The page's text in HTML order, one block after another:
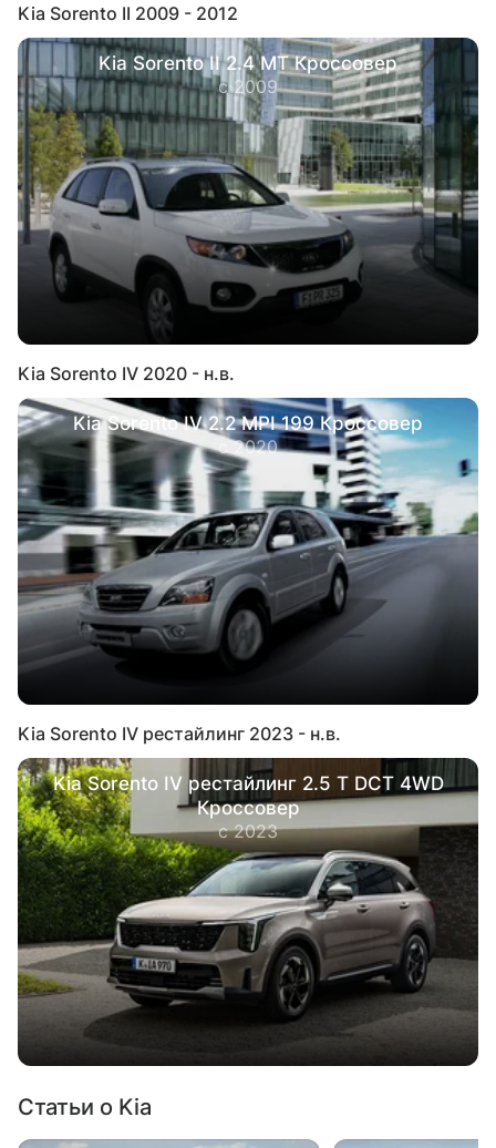
Kia Sorento II 2009 - 2012
Kia Sorento II 2.4 MT Кроссовер
с 2009
Kia Sorento IV 2020 - н.в.
Kia Sorento IV 2.2 MPI 199 Кроссовер
с 2020
Kia Sorento IV рестайлинг 2023 - н.в.
Kia Sorento IV рестайлинг 2.5 T DCT 4WD
Кроссовер
с 2023
Статьи о Kia